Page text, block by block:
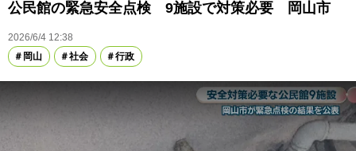
公民館の緊急安全点検 9施設で対策必要 岡山市
2026/6/4 12:38
岡山
社会 行政